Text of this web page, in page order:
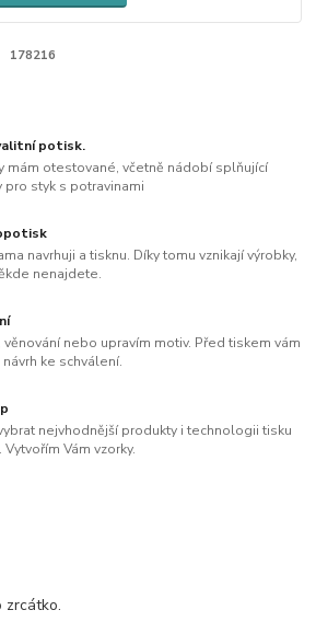
178216
potisk.
mám otestované, včetně nádobí splňující
pro styk s potravinami
navrhuji a tisknu. Díky tomu vznikají výrobky,
nenajdete.
nebo upravím motiv. Před tiskem vám
ke schválení.
nejvhodnější produkty i technologii tisku
Vytvořím Vám vzorky.
zrcátko.